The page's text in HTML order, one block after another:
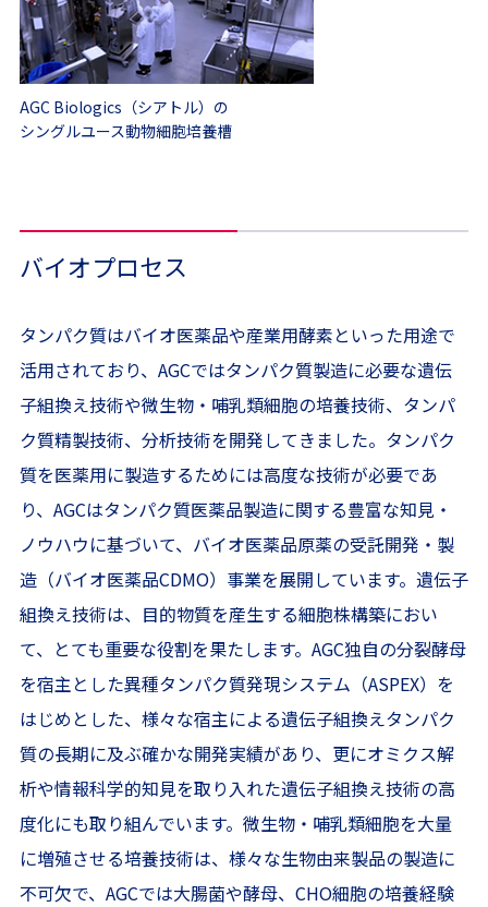
AGC Biologics（シアトル）の
シングルユース動物細胞培養槽
バイオプロセス
タンパク質はバイオ医薬品や産業用酵素といった用途で
活用されており、AGCではタンパク質製造に必要な遺伝
子組換え技術や微生物・哺乳類細胞の培養技術、タンパ
ク質精製技術、分析技術を開発してきました。タンパク
質を医薬用に製造するためには高度な技術が必要であ
り、AGCはタンパク質医薬品製造に関する豊富な知見・
ノウハウに基づいて、バイオ医薬品原薬の受託開発・製
造（バイオ医薬品CDMO）事業を展開しています。遺伝子
組換え技術は、目的物質を産生する細胞株構築におい
て、とても重要な役割を果たします。AGC独自の分裂酵母
を宿主とした異種タンパク質発現システム（ASPEX）を
はじめとした、様々な宿主による遺伝子組換えタンパク
質の長期に及ぶ確かな開発実績があり、更にオミクス解
析や情報科学的知見を取り入れた遺伝子組換え技術の高
度化にも取り組んでいます。微生物・哺乳類細胞を大量
に増殖させる培養技術は、様々な生物由来製品の製造に
不可欠で、AGCでは大腸菌や酵母、CHO細胞の培養経験